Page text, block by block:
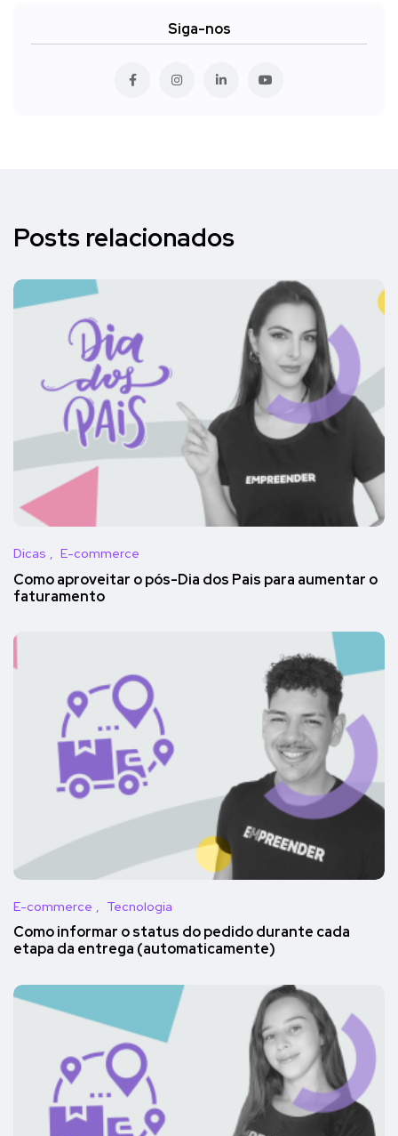
Siga-nos
Posts relacionados
Dicas E-commerce
Como aproveitar o pós-Dia dos Pais para aumentar o
faturamento
E-commerce Tecnologia
Como informar o status do pedido durante cada
etapa da entrega (automaticamente)